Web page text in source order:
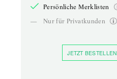
Persönliche Merklisten
—
Nur für Privatkunden
JETZT BESTELLEN